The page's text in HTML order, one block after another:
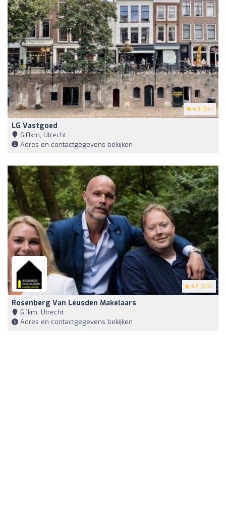
4.9 (86)
LG Vastgoed
6,0km, Utrecht
Adres en contactgegevens bekijken
4.7 (106)
Rosenberg Van Leusden Makelaars
6,1km, Utrecht
Adres en contactgegevens bekijken